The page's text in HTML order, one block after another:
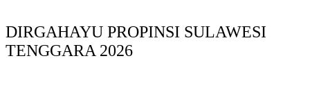
DIRGAHAYU PROPINSI SULAWESI
TENGGARA 2026